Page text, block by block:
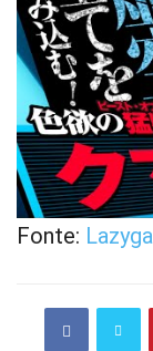
Fonte: